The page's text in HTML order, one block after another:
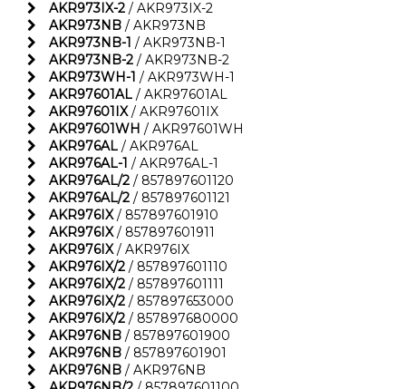
AKR973IX-2 / AKR973IX-2
AKR973NB / AKR973NB
AKR973NB-1 / AKR973NB-1
AKR973NB-2 / AKR973NB-2
AKR973WH-1 / AKR973WH-1
AKR97601AL / AKR97601AL
AKR97601IX/ AKR97601IX
AKR97601WH / AKR97601WH
AKR976AL / AKR976AL
AKR976AL-1 / AKR976AL-1
AKR976AL/2 / 857897601120
AKR976AL/2 / 857897601121
AKR976IX/ 857897601910
AKR976IX/ 857897601911
AKR976IX/ AKR976IX
AKR976IX/2 / 857897601110
AKR976IX/2 / 857897601111
AKR976IX/2 / 857897653000
AKR976IX/2 / 857897680000
AKR976NB / 857897601900
AKR976NB / 857897601901
AKR976NB / AKR976NB